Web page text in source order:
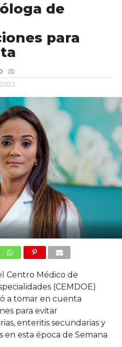
de
para
Centro Médico de
(CEMDOE)
a tomar en cuenta
para evitar
enteritis secundarias y
en esta época de Semana